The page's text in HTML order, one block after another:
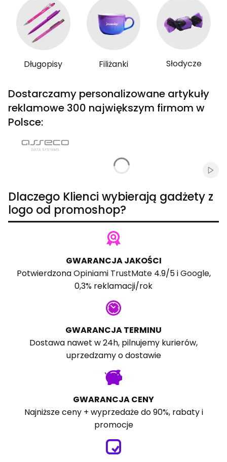
Długopisy Filiżanki Słodycze
Dostarczamy personalizowane artykuły
reklamowe 300 największym firmom w
Polsce:
Dlaczego Klienci wybierają gadżety z
logo od promoshop?
GWARANCJA JAKOŚCI
PotwierdzonaOpiniami TrustMate4.9/5 iGoogle,
0,3% reklamacji/rok
GWARANCJA TERMINU
Dostawa nawet w 24h, pilnujemy kurierów,
uprzedzamy o dostawie
GWARANCJA CENY
Najniższe ceny + wyprzedaże do 90%, rabaty i
promocje